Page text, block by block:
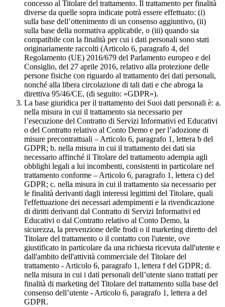
concesso al Titolare del trattamento. Il trattamento per finalità
diverse da quelle sopra indicate potrà essere effettuato: (i)
sulla base dell’ottenimento di un consenso aggiuntivo, (ii)
sulla base della normativa applicabile, o (iii) quando sia
compatibile con la finalità per cui i dati personali sono stati
originariamente raccolti (Articolo 6, paragrafo 4, del
Regolamento (UE) 2016/679 del Parlamento europeo e del
Consiglio, del 27 aprile 2016, relativo alla protezione delle
persone fisiche con riguardo al trattamento dei dati personali,
nonché alla libera circolazione di tali dati e che abroga la
direttiva 95/46/CE, (di seguito: «GDPR»).
La base giuridica per il trattamento dei Suoi dati personali è: a.
nella misura in cui il trattamento sia necessario per
l’esecuzione del Contratto di Servizi Informativi ed Educativi
o del Contratto relativo al Conto Demo e per l’adozione di
misure precontrattuali – Articolo 6, paragrafo 1, lettera b del
GDPR; b. nella misura in cui il trattamento dei dati sia
necessario affinché il Titolare del trattamento adempia agli
obblighi legali a lui incombenti, consistenti in particolare nel
trattamento conforme – Articolo 6, paragrafo 1, lettera c) del
GDPR; c. nella misura in cui il trattamento sia necessario per
le finalità derivanti dagli interessi legittimi del Titolare, quali
l'effettuazione dei necessari adempimenti e la rivendicazione
di diritti derivanti dal Contratto di Servizi Informativi ed
Educativi o dal Contratto relativo al Conto Demo, la
sicurezza, la prevenzione delle frodi o il marketing diretto del
Titolare del trattamento o il contatto con l'utente, ove
giustificato in particolare da una richiesta ricevuta dall'utente e
dall'ambito dell'attività commerciale del Titolare del
trattamento - Articolo 6, paragrafo 1, lettera f del GDPR; d.
nella misura in cui i dati personali dell’utente siano trattati per
finalità di marketing del Titolare del trattamento sulla base del
consenso dell’utente - Articolo 6, paragrafo 1, lettera a del
GDPR.